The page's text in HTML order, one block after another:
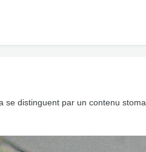
se distinguent par un contenu